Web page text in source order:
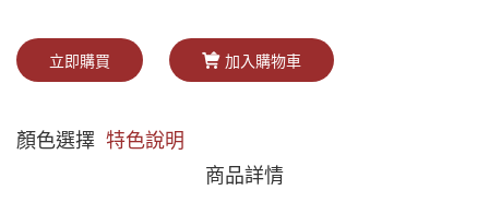
立即購買 加入購物車
顏色選擇 特色說明
商品詳情